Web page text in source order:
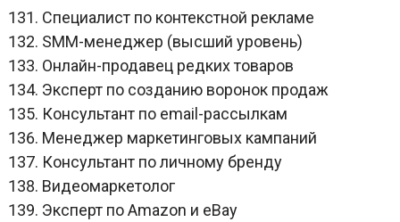
Специалист по контекстной рекламе
SMM-менеджер (высший уровень)
Онлайн-продавец редких товаров
Эксперт по созданию воронок продаж
Консультант по email-рассылкам
Менеджер маркетинговых кампаний
Консультант по личному бренду
Видеомаркетолог
Эксперт по Amazon и eBay